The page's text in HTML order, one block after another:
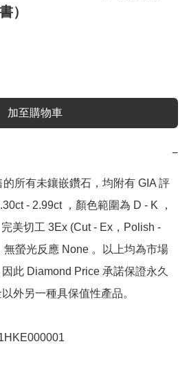
）
加至購物車
−
所有未鑲嵌鑽石，均附有 GIA 評
- 2.99ct ，顏色範圍為 D - K ，
美切工 3Ex (Cut - Ex，Polish -
無螢光反應 None 。以上均為市場
因此 Diamond Price 承諾保證永久
外另一種具保值性產品。